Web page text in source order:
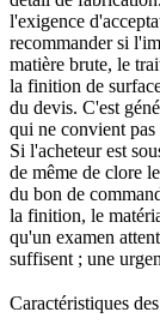
l'exigence
recommander si l'
matière brute, le
la finition de
du devis. C'est
qui ne convient pas
Si l'acheteur est
de même de clore
du bon de
la finition, le
qu'un examen
suffisent ; une
Caractéristiques